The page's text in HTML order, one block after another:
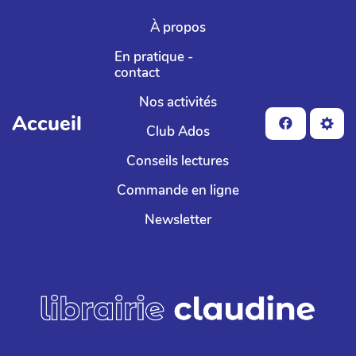
Aller au contenu principal
Accueil
À propos
En pratique -
contact
Nos activités
Club Ados
Conseils lectures
Commande en ligne
Newsletter